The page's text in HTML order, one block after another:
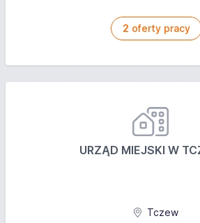
2 oferty pracy
URZĄD MIEJSKI W
Tczew